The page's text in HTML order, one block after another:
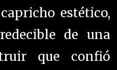
estético,
de una
que confió